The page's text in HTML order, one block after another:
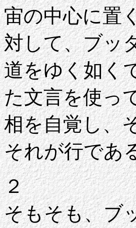
宙の中心に置
対して、ブッ
道をゆく如く
た文言を使っ
相を自覚し、
それが行であ
２
そもそも、ブ